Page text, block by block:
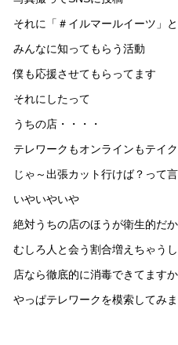
それに「＃イルマールイーツ」
みんなに知ってもらう活動
僕も応援させてもらってます
それにしたって
うちの店・・・・
テレワークもオンラインもテイ
じゃ～出張カット行けば？って
いやいやいや
絶対うちの店のほうが衛生的だ
むしろ人と会う割合増えちゃうし
店なら徹底的に消毒できてます
やっぱテレワークを模索してみ